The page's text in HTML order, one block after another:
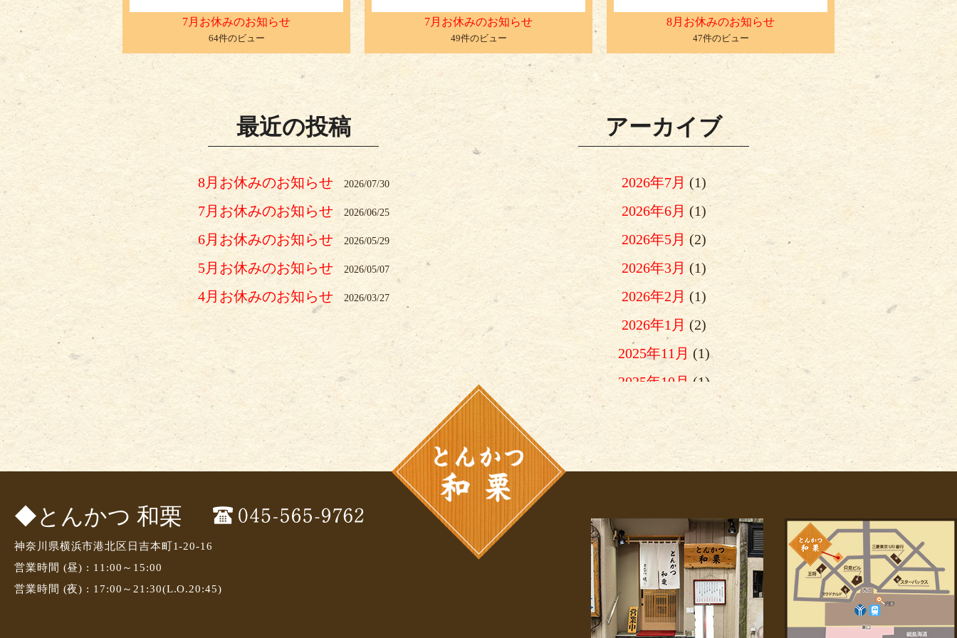
7月お休みのお知らせ
64件のビュー
7月お休みのお知らせ
49件のビュー
8月お休みのお知らせ
47件のビュー
最近の投稿
8月お休みのお知らせ 2026/07/30
7月お休みのお知らせ 2026/06/25
6月お休みのお知らせ 2026/05/29
5月お休みのお知らせ 2026/05/07
4月お休みのお知らせ 2026/03/27
アーカイブ
2026年7月 (1)
2026年6月 (1)
2026年5月(2)
2026年3月 (1)
2026年2月 (1)
2026年1月 (2)
2025年11月 (1)
2025年10月 (1)
2025年9月
(1)
2025年8月
(1)
2025年7月
(1)
2025年4月(2)
2025年2月
(1)
2025年1月(2)
◆とんかつ 和栗
神奈川県横浜市港北区日吉本町1-20-16
営業時間 (昼) : 11:00～15:00
営業時間 (夜) : 17:00～21:30(L.O.20:45)